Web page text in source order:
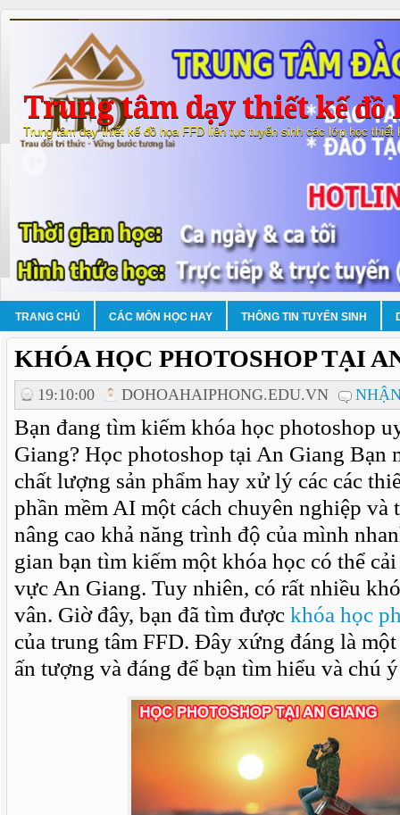
Trung tâm dạy thiết kế đồ
Trung tâm dạy thiết kế đồ họa FFD liên tục tuyển sinh các lớp học thiết
TRANG CHỦ CÁC MÔN HỌC HAY THÔNG TIN TUYỂN SINH
KHÓA HỌC PHOTOSHOP TẠI
19:10:00 DOHOAHAIPHONG.EDU.VN
Bạn đang tìm kiếm khóa học photoshop
Giang? Học photoshop tại An Giang Bạn
chất lượng sản phẩm hay xử lý các các
phần mềm AI một cách chuyên nghiệp
nâng cao khả năng trình độ của mình
gian bạn tìm kiếm một khóa học có thể
vực An Giang. Tuy nhiên, có rất nhiều
vân. Giờ đây, bạn đã tìm được khóa học
của trung tâm FFD. Đây xứng đáng là
ấn tượng và đáng để bạn tìm hiểu và chú